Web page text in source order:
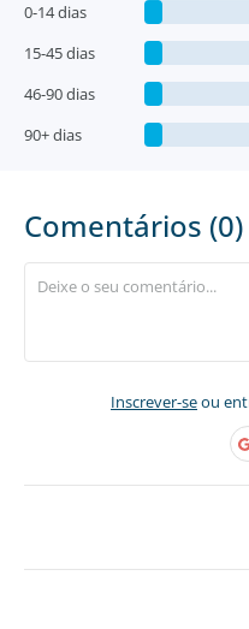
0-14 dias
15-45 dias
46-90 dias
90+ dias
Comentários (0)
Inscrever-seou